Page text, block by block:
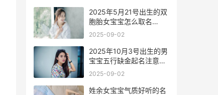
2025年5月21号出生的双
胞胎女宝宝怎么取名
2025年5月21号出生的孩
2025-09-02
2025年10月3号出生的男
宝宝五行缺金起名注意事
项 2025年10月3号出生
2025-09-02
姓余女宝宝气质好听的名